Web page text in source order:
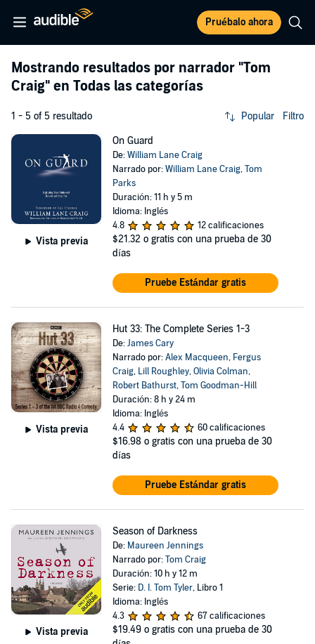
Pruébalo ahora
Mostrando resultados por narrador "Tom
Craig" en Todas las categorías
1 - 5 of 5 resultado Popular Filtro
Vista previa
On Guard
De:William Lane Craig
Narrado por:William Lane Craig,Tom
Parks
Duración: 11 h y 5 m
Idioma: Inglés
4.8
12 calificaciones
$21.32 o gratis con una prueba de 30
días
Pruebe Estándar gratis
Vista previa
Hut 33: The Complete Series 1-3
De:James Cary
Narrado por:Alex Macqueen, Fergus
Craig, Lill Roughley,Olivia Colman,
Robert Bathurst,Tom Goodman-Hill
Duración: 8 h y 24 m
Idioma: Inglés
4.4
60 calificaciones
$16.98 o gratis con una prueba de 30
días
Pruebe Estándar gratis
Vista previa
Season of Darkness
De: Maureen Jennings
Narrado por:Tom Craig
Duración: 10 h y 12 m
Serie: D. I. Tom Tyler, Libro 1
Idioma: Inglés
4.3
67 calificaciones
$19.49 o gratis con una prueba de 30